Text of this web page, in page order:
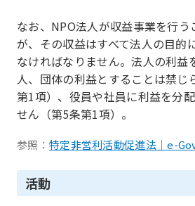
なお、NPO法人が収益事業を行
が、その収益はすべて法人の目的
なければなりません。法人の利益
人、団体の利益とすることは禁じ
第1項）、役員や社員に利益を分
せん（第5条第1項）。
参照： 特定非営利活動促進法｜e-
活動